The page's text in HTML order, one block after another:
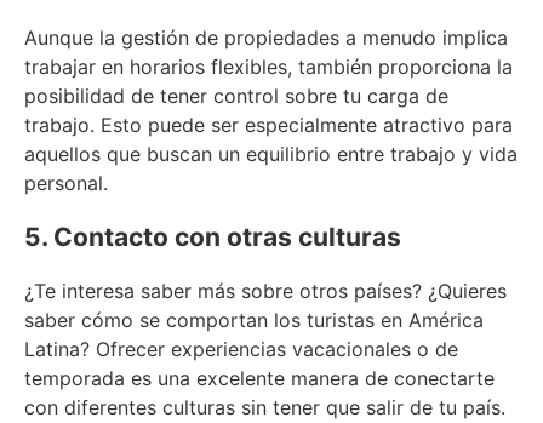
Aunque la gestión de propiedades a menudo implica
trabajar en horarios flexibles, también proporciona la
posibilidad de tener control sobre tu carga de
trabajo. Esto puede ser especialmente atractivo para
aquellos que buscan un equilibrio entre trabajo y vida
personal.
5. Contacto con otras culturas
¿Te interesa saber más sobre otros países? ¿Quieres
saber cómo se comportan los turistas en América
Latina? Ofrecer experiencias vacacionales o de
temporada es una excelente manera de conectarte
con diferentes culturas sin tener que salir de tu país.